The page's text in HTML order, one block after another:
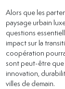
Alors que les
paysage urbain
questions
impact sur la
coopération
sont peut-être que
innovation,
villes de demain.